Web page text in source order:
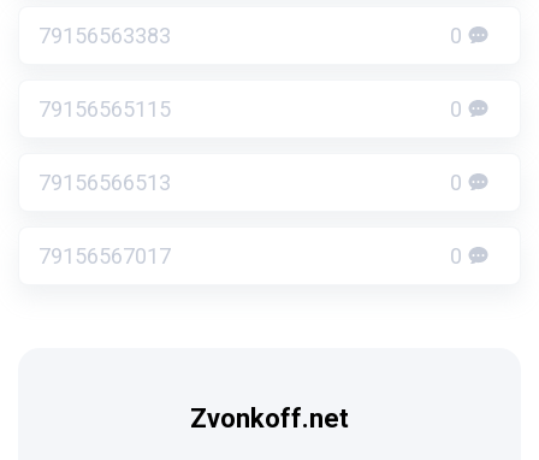
79156563383 0
79156565115 0
79156566513 0
79156567017 0
Zvonkoff.net